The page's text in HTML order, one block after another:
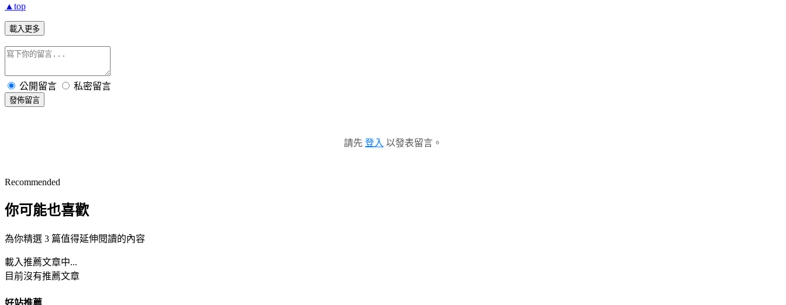
▲top
載入更多
公開留言 私密留言
發佈留言
請先 登入 以發表留言。
Recommended
你可能也喜歡
為你精選 3 篇值得延伸閱讀的內容
載入推薦文章中...
目前沒有推薦文章
好站推薦